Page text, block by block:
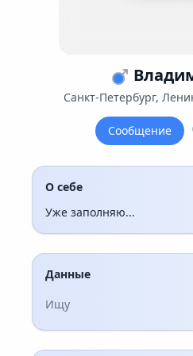
Санкт-Петербург,
Сообщение
О себе
Уже заполняю...
Данные
Ищу